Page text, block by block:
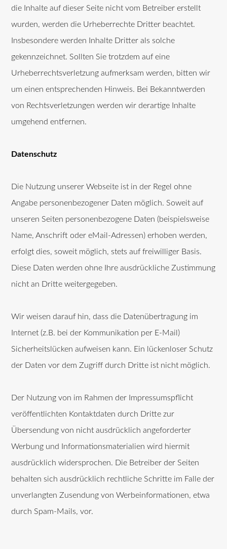
die Inhalte auf dieser Seite nicht vom Betreiber erstellt
wurden, werden die Urheberrechte Dritter beachtet.
Insbesondere werden Inhalte Dritter als solche
gekennzeichnet. Sollten Sie trotzdem auf eine
Urheberrechtsverletzung aufmerksam werden, bitten wir
um einen entsprechenden Hinweis. Bei Bekanntwerden
von Rechtsverletzungen werden wir derartige Inhalte
umgehend entfernen.
Datenschutz
Die Nutzung unserer Webseite ist in der Regel ohne
Angabe personenbezogener Daten möglich. Soweit auf
unseren Seiten personenbezogene Daten (beispielsweise
Name, Anschrift oder eMail-Adressen) erhoben werden,
erfolgt dies, soweit möglich, stets auf freiwilliger Basis.
Diese Daten werden ohne Ihre ausdrückliche Zustimmung
nicht an Dritte weitergegeben.
Wir weisen darauf hin, dass die Datenübertragung im
Internet (z.B. bei der Kommunikation per E-Mail)
Sicherheitslücken aufweisen kann. Ein lückenloser Schutz
der Daten vor dem Zugriff durch Dritte ist nicht möglich.
Der Nutzung von im Rahmen der Impressumspflicht
veröffentlichten Kontaktdaten durch Dritte zur
Übersendung von nicht ausdrücklich angeforderter
Werbung und Informationsmaterialien wird hiermit
ausdrücklich widersprochen. Die Betreiber der Seiten
behalten sich ausdrücklich rechtliche Schritte im Falle der
unverlangten Zusendung von Werbeinformationen, etwa
durch Spam-Mails, vor.